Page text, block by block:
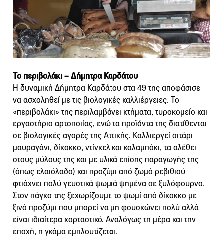
Το περιβολάκι – Δήμητρα Καρδάτου
Η δυναμική Δήμητρα Καρδάτου στα 49 της αποφάσισε
να ασχοληθεί με τις βιολογικές καλλιέργειες. Το
«περιβολάκι» της περιλαμβάνει κτήματα, τυροκομείο και
εργαστήριο αρτοποιίας, ενώ τα προϊόντα της διατίθενται
σε βιολογικές αγορές της Αττικής. Καλλιεργεί σιτάρι
μαυραγάνι, δίκοκκο, ντίνκελ και καλαμπόκι, τα αλέθει
στους μύλους της και με υλικά επίσης παραγωγής της
(όπως ελαιόλαδο) και προζύμι από ζωμό ρεβιθιού
φτιάχνει πολύ γευστικά ψωμιά ψημένα σε ξυλόφουρνο.
Στον πάγκο της ξεχωρίζουμε το ψωμί από δίκοκκο με
ξινό προζύμι που μπορεί να μη φουσκώνει πολύ αλλά
είναι ιδιαίτερα χορταστικό. Αναλόγως τη μέρα και την
εποχή, η γκάμα εμπλουτίζεται.